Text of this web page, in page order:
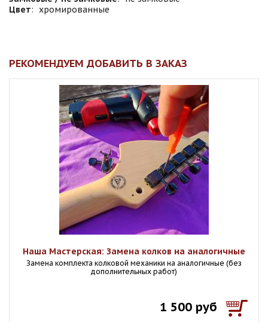
Цвет: хромированные
РЕКОМЕНДУЕМ ДОБАВИТЬ В ЗАКАЗ
Наша Мастерская: Замена колков на аналогичные
Замена комплекта колковой механики на аналогичные (без
дополнительных работ)
1 500 руб